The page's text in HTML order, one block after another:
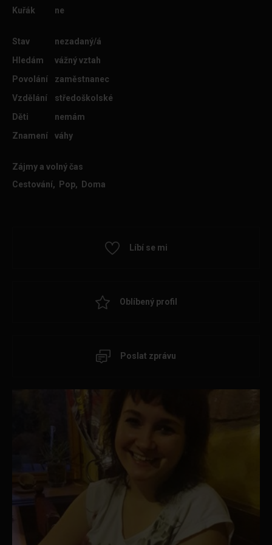
Kuřák
ne
Stav
nezadaný/á
Hledám
vážný vztah
Povolání
zaměstnanec
Vzdělání
středoškolské
Děti
nemám
Znamení
váhy
Zájmy a volný čas
Cestování, Pop, Doma
Líbí se mi
Oblíbený profil
Poslat zprávu